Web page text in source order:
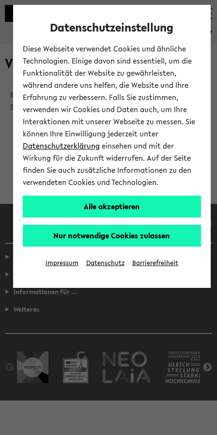
eKVV
Verlauf
Ihr Verlauf ist leer. Er wird sich im Verlauf Ihrer eKVV
Sitzung füllen.
Informationen für ...
Weiteres
Datenschutzeinstellung
Diese Webseite verwendet Cookies und ähnliche
Technologien. Einige davon sind essentiell, um die
Funktionalität der Website zu gewährleisten,
während andere uns helfen, die Website und Ihre
Erfahrung zu verbessern. Falls Sie zustimmen,
verwenden wir Cookies und Daten auch, um Ihre
Interaktionen mit unserer Webseite zu messen. Sie
können Ihre Einwilligung jederzeit unter
Datenschutzerklärung einsehen und mit der
Wirkung für die Zukunft widerrufen. Auf der Seite
finden Sie auch zusätzliche Informationen zu den
verwendeten Cookies und Technologien.
Alle akzeptieren
Nur notwendige Cookies zulassen
Impressum Datenschutz Barrierefreiheit